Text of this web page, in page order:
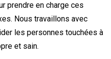
prendre en charge ces
Nous travaillons avec
les personnes touchées à
et sain.